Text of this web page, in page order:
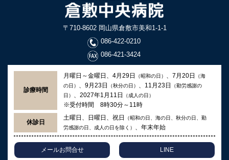
〒710-8602 岡山県倉敷市美和1-1-1
086-422-0210
086-421-3424
診療時間
月曜日～金曜日、4月29日 （昭和の日） 、7月20日
（海
の日）
、9月23日 （秋分の日） 、11月23日
（勤労感謝の
日）
、2027年1月11日 （成人の日）
※受付時間 8時30分～11時
休診日
土曜日、日曜日、祝日
（昭和の日、海の日、秋分の日、勤
労感謝の日、成人の日を除く）
、年末年始
メールお問合せ LINE